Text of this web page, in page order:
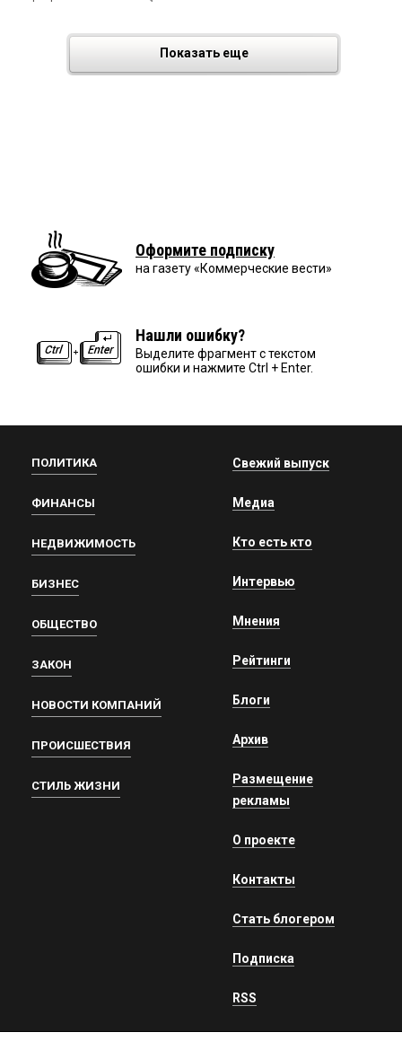
Показать еще
Оформите подписку
на газету «Коммерческие вести»
Нашли ошибку?
Выделите фрагмент с текстом
ошибки и нажмите Ctrl + Enter.
ПОЛИТИКА
ФИНАНСЫ
НЕДВИЖИМОСТЬ
БИЗНЕС
ОБЩЕСТВО
ЗАКОН
НОВОСТИ КОМПАНИЙ
ПРОИСШЕСТВИЯ
СТИЛЬ ЖИЗНИ
Свежий выпуск
Медиа
Кто есть кто
Интервью
Мнения
Рейтинги
Блоги
Архив
Размещение
рекламы
О проекте
Контакты
Стать блогером
Подписка
RSS